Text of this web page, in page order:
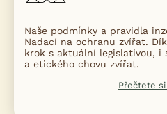
Naše podmínky a pravidla
Nadací na ochranu zvířat.
krok s aktuální legislativou, i
a etického chovu zvířat.
Přečtete si